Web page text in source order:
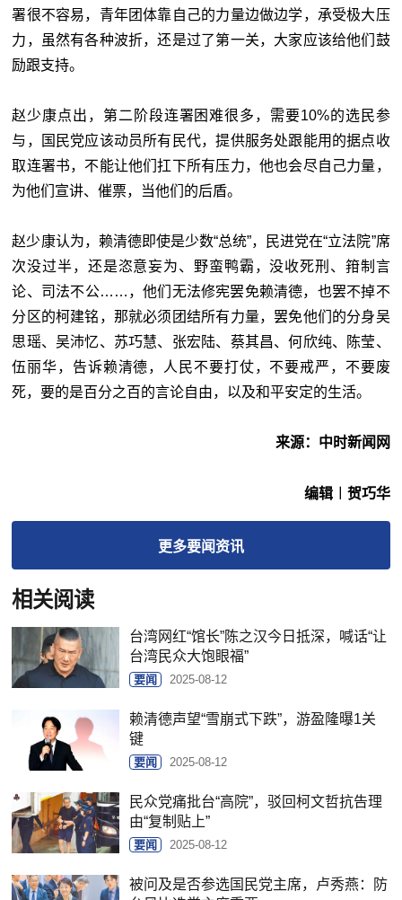
署很不容易，青年团体靠自己的力量边做边学，承受极大压
力，虽然有各种波折，还是过了第一关，大家应该给他们鼓
励跟支持。
赵少康点出，第二阶段连署困难很多，需要10%的选民参
与，国民党应该动员所有民代，提供服务处跟能用的据点收
取连署书，不能让他们扛下所有压力，他也会尽自己力量，
为他们宣讲、催票，当他们的后盾。
赵少康认为，赖清德即使是少数“总统”，民进党在“立法院”席
次没过半，还是恣意妄为、野蛮鸭霸，没收死刑、箝制言
论、司法不公……，他们无法修宪罢免赖清德，也罢不掉不
分区的柯建铭，那就必须团结所有力量，罢免他们的分身吴
思瑶、吴沛忆、苏巧慧、张宏陆、蔡其昌、何欣纯、陈莹、
伍丽华，告诉赖清德，人民不要打仗，不要戒严，不要废
死，要的是百分之百的言论自由，以及和平安定的生活。
来源：中时新闻网
编辑︱贺巧华
更多要闻资讯
相关阅读
台湾网红“馆长”陈之汉今日抵深，喊话“让
台湾民众大饱眼福”
要闻 2025-08-12
赖清德声望“雪崩式下跌”，游盈隆曝1关
键
要闻 2025-08-12
民众党痛批台“高院”，驳回柯文哲抗告理
由“复制贴上”
要闻 2025-08-12
被问及是否参选国民党主席，卢秀燕：防